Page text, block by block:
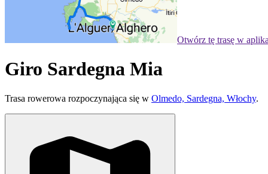
Otwórz tę trasę w
Giro Sardegna Mia
Trasa rowerowa rozpoczynająca się w Olmedo, Sardegna, Włochy.